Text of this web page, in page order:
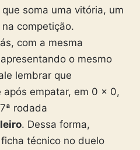
que soma uma vitória, um
competição.
com a mesma
o mesmo
lembrar que
após empatar, em 0 x 0,
rodada
. Dessa forma,
técnico no duelo